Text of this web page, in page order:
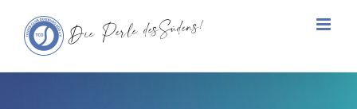
Inhalt
springen